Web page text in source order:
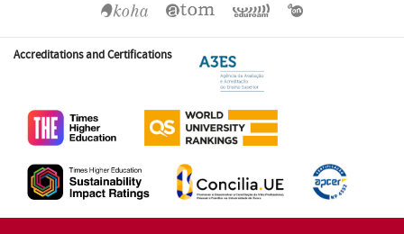
Accreditations and Certifications